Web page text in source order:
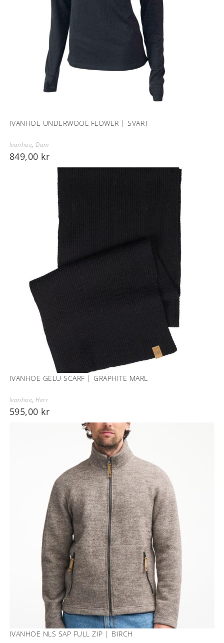
IVANHOE UNDERWOOL FLOWER | SVART
Ivanhoe,Dam
849,00 kr
IVANHOE GELU SCARF | GRAPHITE MARL
Ivanhoe,Herr
595,00 kr
IVANHOE NLS SAP FULL ZIP | BIRCH